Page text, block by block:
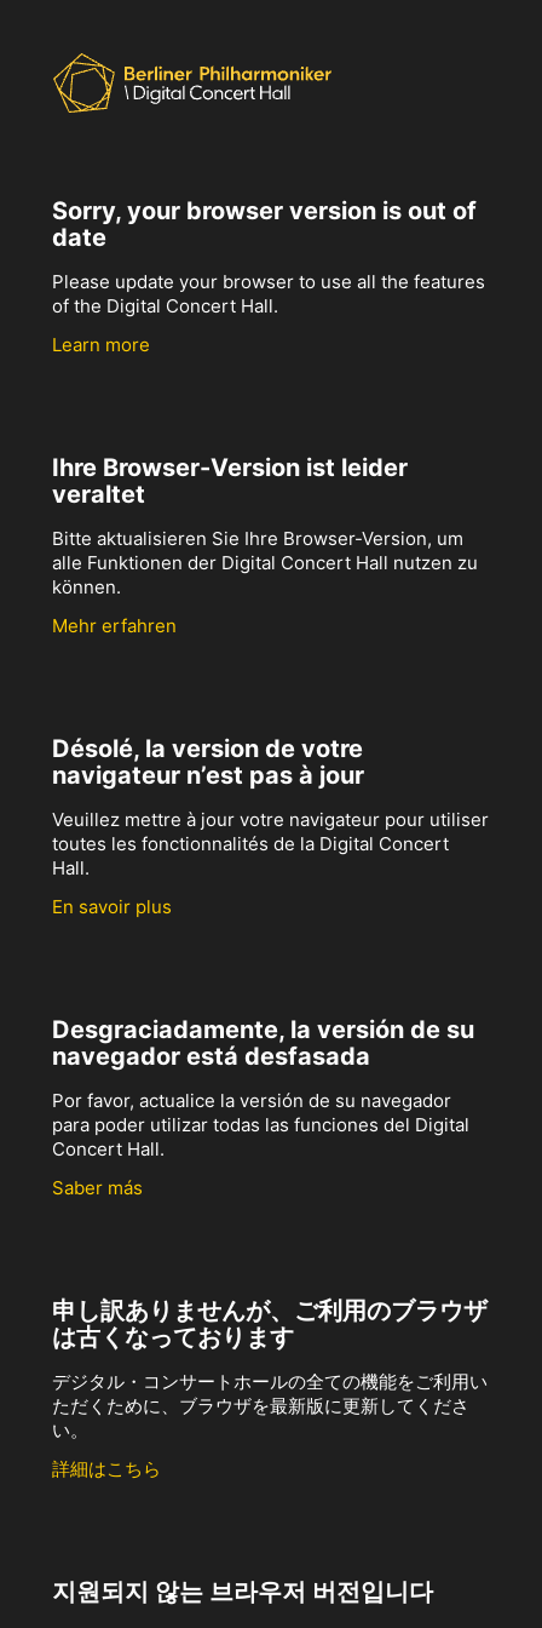
Sorry, your browser version is out of
date
Please update your browser to use all the features
of the Digital Concert Hall.
Learn more
Ihre Browser-Version ist leider
veraltet
Bitte aktualisieren Sie Ihre Browser-Version, um
alle Funktionen der Digital Concert Hall nutzen zu
können.
Mehr erfahren
Désolé, la version de votre
navigateur n’est pas à jour
Veuillez mettre à jour votre navigateur pour utiliser
toutes les fonctionnalités de la Digital Concert
Hall.
En savoir plus
Desgraciadamente, la versión de su
navegador está desfasada
Por favor, actualice la versión de su navegador
para poder utilizar todas las funciones del Digital
Concert Hall.
Saber más
申し訳ありませんが、ご利用のブラウザ
は古くなっております
デジタル・コンサートホールの全ての機能をご利用い
ただくために、ブラウザを最新版に更新してくださ
い。
詳細はこちら
지원되지 않는 브라우저 버전입니다